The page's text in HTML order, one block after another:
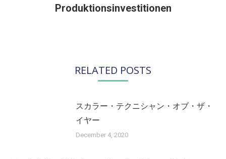
Beitrag:
Produktionsinvestitionen
RELATED POSTS
スカラー・テクニシャン・オブ・ザ・
イヤー
December 4, 2020